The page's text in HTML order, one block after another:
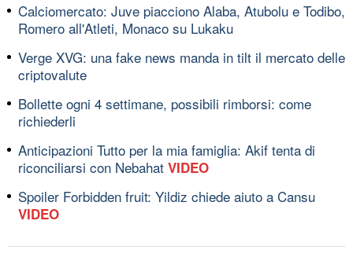
Calciomercato: Juve piacciono Alaba, Atubolu e Todibo,
Romero all'Atleti, Monaco su Lukaku
Verge XVG: una fake news manda in tilt il mercato delle
criptovalute
Bollette ogni 4 settimane, possibili rimborsi: come
richiederli
Anticipazioni Tutto per la mia famiglia: Akif tenta di
riconciliarsi con Nebahat VIDEO
Spoiler Forbidden fruit: Yildiz chiede aiuto a Cansu
VIDEO